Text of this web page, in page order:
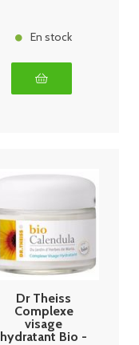
En stock
Dr Theiss
Complexe
visage
hydratant Bio -